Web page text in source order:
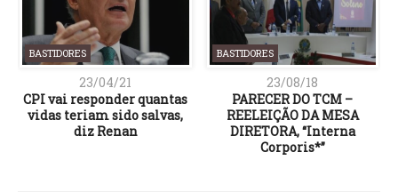
BASTIDORES
23/04/21
CPI vai responder quantas
vidas teriam sido salvas,
diz Renan
BASTIDORES
23/08/18
PARECER DO TCM –
REELEIÇÃO DA MESA
DIRETORA, “Interna
Corporis*”